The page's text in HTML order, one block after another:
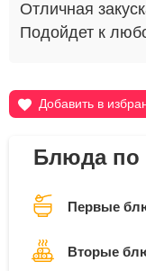
Отличная
Подойдет к
Добавить в
Блюда по
Первые
Вторые